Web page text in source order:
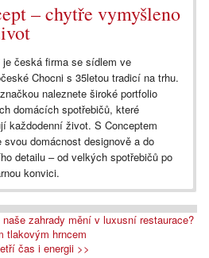
– chytře vymyšleno
je česká firma se sídlem ve
Chocni s 35letou tradicí na trhu.
naleznete široké portfolio
domácích spotřebičů, které
každodenní život. S Conceptem
svou domácnost designově a do
detailu – od velkých spotřebičů po
konvici.
zahrady mění v luxusní restaurace?
tlakovým hrncem
čas i energii >>